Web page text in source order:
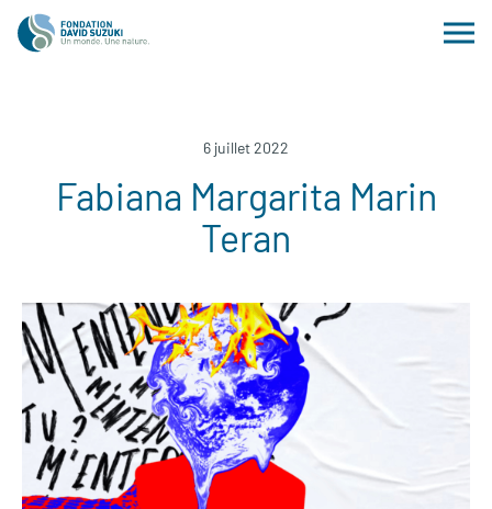
6 juillet 2022
Fabiana Margarita Marin
Teran